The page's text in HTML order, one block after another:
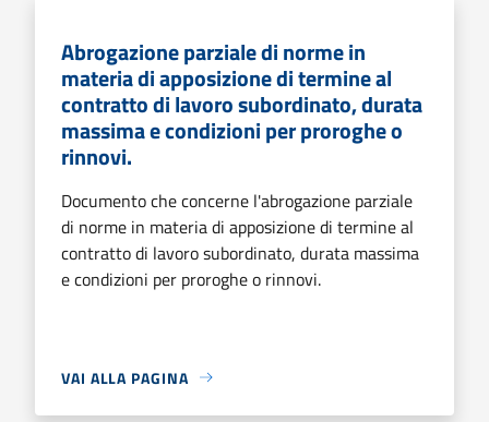
Abrogazione parziale di norme in
materia di apposizione di termine al
contratto di lavoro subordinato, durata
massima e condizioni per proroghe o
rinnovi.
Documento che concerne l'abrogazione parziale
di norme in materia di apposizione di termine al
contratto di lavoro subordinato, durata massima
e condizioni per proroghe o rinnovi.
VAI ALLA PAGINA